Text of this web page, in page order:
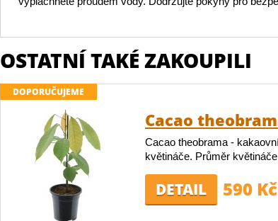
OSTATNÍ TAKÉ ZAKOUPILI
DOPORUČUJEME
Cacao
Cacao theobrama -
květináče. Průměr
DETAIL 590 Kč